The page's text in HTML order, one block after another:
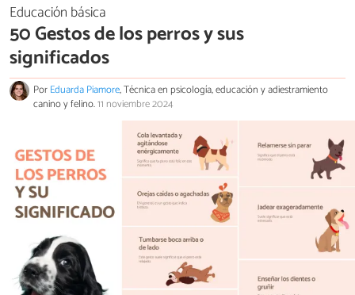
Educación básica
50 Gestos de los perros y sus
significados
PorEduarda Piamore, Técnica en psicología, educación y adiestramiento
canino y felino.11 noviembre 2024